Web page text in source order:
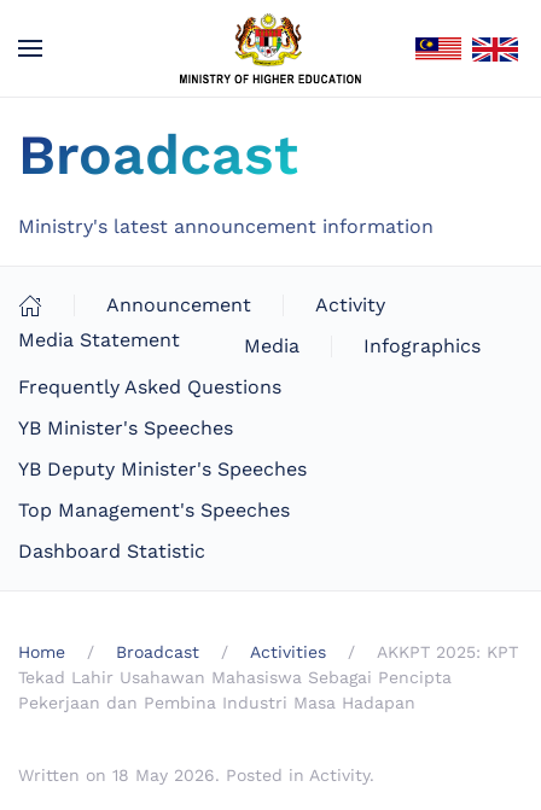
Broadcast
Ministry's latest announcement information
Announcement
Activity
Media Statement
Media
Infographics
Frequently Asked Questions
YB Minister's Speeches
YB Deputy Minister's Speeches
Top Management's Speeches
Dashboard Statistic
Home Broadcast Activities
AKKPT 2025: KPT
Tekad Lahir Usahawan Mahasiswa Sebagai Pencipta
Pekerjaan dan Pembina Industri Masa Hadapan
Written on 18 May 2026. Posted in Activity.